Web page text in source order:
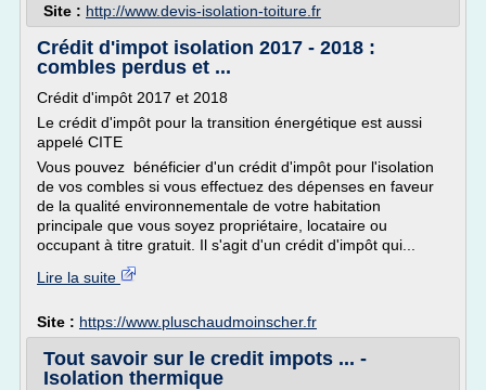
Site : http://www.devis-isolation-toiture.fr
Crédit d'impot isolation 2017 - 2018 :
combles perdus et ...
Crédit d'impôt 2017 et 2018
Le crédit d'impôt pour la transition énergétique est aussi
appelé CITE
Vous pouvez bénéficier d'un crédit d'impôt pour l'isolation
de vos combles si vous effectuez des dépenses en faveur
de la qualité environnementale de votre habitation
principale que vous soyez propriétaire, locataire ou
occupant à titre gratuit. Il s'agit d'un crédit d'impôt qui...
Lire la suite
Site : https://www.pluschaudmoinscher.fr
Tout savoir sur le credit impots ... -
Isolation thermique